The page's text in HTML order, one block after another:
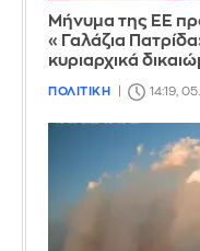
Μήνυμα της ΕΕ
«Γαλάζια
κυριαρχικά
ΠΟΛΙΤΙΚΗ 14:19,